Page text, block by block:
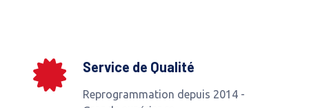
Service de Qualité
Reprogrammation depuis 2014 -